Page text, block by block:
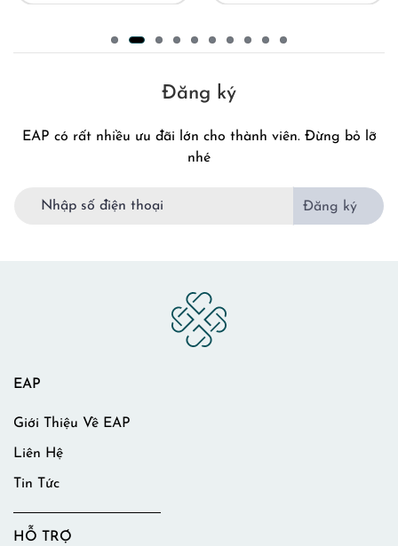
Đăng ký
EAP có rất nhiều ưu đãi lớn cho thành viên. Đừng bỏ lỡ
nhé
Đăng ký
EAP
Giới Thiệu Về EAP
Liên Hệ
Tin Tức
HỖ TRỢ